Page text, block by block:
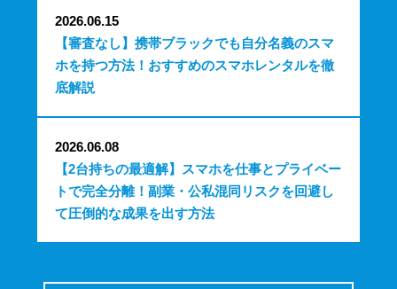
2026.06.15
【審査なし】携帯ブラックでも自分名義のスマ
ホを持つ方法！おすすめのスマホレンタルを徹
底解説
2026.06.08
【2台持ちの最適解】スマホを仕事とプライベー
トで完全分離！副業・公私混同リスクを回避し
て圧倒的な成果を出す方法